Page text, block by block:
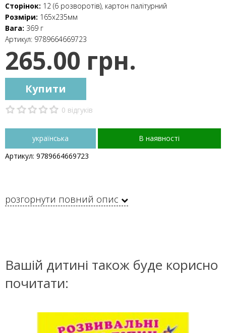
Сторінок: 12 (6 розворотів), картон палітурний
Розміри: 165x235мм
Вага: 369 г
Артикул: 9789664669723
265.00 грн.
Купити
0 відгуків
українська
В наявності
Артикул: 9789664669723
розгорнути повний опис
Вашій дитині також буде корисно
почитати: